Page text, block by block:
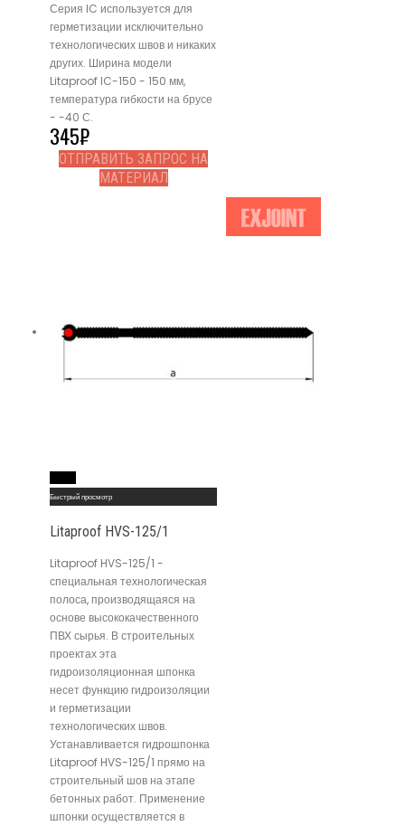
Серия IC используется для
герметизации исключительно
технологических швов и никаких
других. Ширина модели
Litaproof IC-150 - 150 мм,
температура гибкости на брусе
- -40 С.
345₽
ОТПРАВИТЬ ЗАПРОС НА
МАТЕРИАЛ
Быстрый просмотр
Litaproof HVS-125/1
Litaproof HVS-125/1 -
специальная технологическая
полоса, производящаяся на
основе высококачественного
ПВХ сырья. В строительных
проектах эта
гидроизоляционная шпонка
несет функцию гидроизоляции
и герметизации
технологических швов.
Устанавливается гидрошпонка
Litaproof HVS-125/1 прямо на
строительный шов на этапе
бетонных работ. Применение
шпонки осуществляется в